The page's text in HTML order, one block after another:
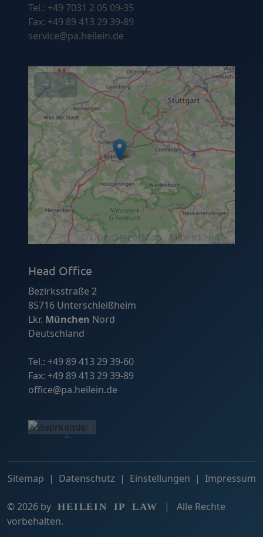
Tel.: +49 7031 2 05 09-35
Fax: +49 89 413 29 39-89
service@pa.heilein.de
− +
© OpenStreetMap - Mitwirkende
Head Office
Bezirksstraße 2
85716 Unterschleißheim
Lkr. München Nord
Deutschland
Tel.: +49 89 413 29 39-60
Fax: +49 89 413 29 39-89
office@pa.heilein.de
− +
- Mitwirkende
Sitemap | Datenschutz | Einstellungen | Impressum
© 2026 by HEILEIN IP LAW
| Alle Rechte
vorbehalten.